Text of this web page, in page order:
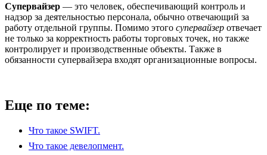
Супервайзер — это человек, обеспечивающий контроль и
надзор за деятельностью персонала, обычно отвечающий за
работу отдельной группы. Помимо этого супервайзер отвечает
не только за корректность работы торговых точек, но также
контролирует и производственные объекты. Также в
обязанности супервайзера входят организационные вопросы.
Еще по теме:
Что такое SWIFT.
Что такое девелопмент.